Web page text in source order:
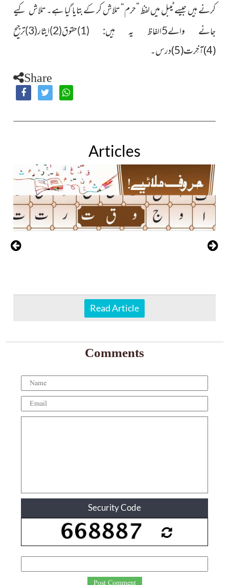
کرنے ہیں جیسے ٹیبل میں لفظ ”حرم“ تلاش کر کے بتایا گیا ہے۔تلاش کیے
جانے والے5الفاظ یہ ہیں: (1)حقوق(2)ایثار(3)ترجیح
(4)آخِرت(5)درس۔
Share
Articles
Read Article
Comments
Security Code
Post Comment